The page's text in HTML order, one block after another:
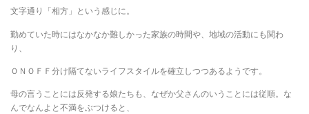
文字通り「相方」という感じに。
勤めていた時にはなかなか難しかった家族の時間や、地域の活動にも関わ
り、
ＯＮＯＦＦ分け隔てないライフスタイルを確立しつつあるようです。
母の言うことには反発する娘たちも、なぜか父さんのいうことには従順。な
んでなんよと不満をぶつけると、